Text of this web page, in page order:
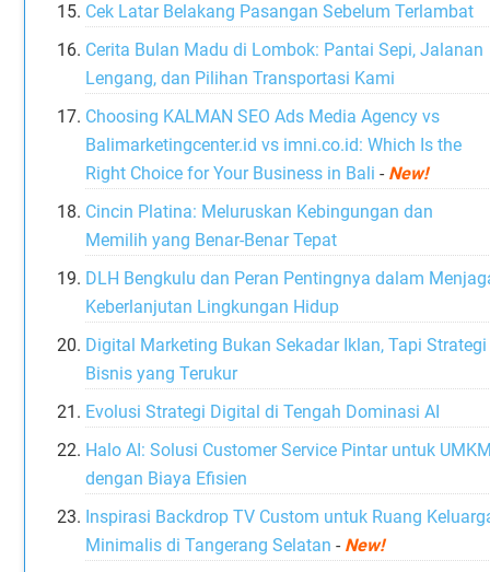
Cek Latar Belakang Pasangan Sebelum Terlambat
Cerita Bulan Madu di Lombok: Pantai Sepi, Jalanan
Lengang, dan Pilihan Transportasi Kami
Choosing KALMAN SEO Ads Media Agency vs
Balimarketingcenter.id vs imni.co.id: Which Is the
Right Choice for Your Business in Bali- New!
Cincin Platina: Meluruskan Kebingungan dan
Memilih yang Benar-Benar Tepat
DLH Bengkulu dan Peran Pentingnya dalam
Keberlanjutan Lingkungan Hidup
Digital Marketing Bukan Sekadar Iklan, Tapi Strategi
Bisnis yang Terukur
Evolusi Strategi Digital di Tengah Dominasi AI
Halo AI: Solusi Customer Service Pintar untuk
dengan Biaya Efisien
Inspirasi Backdrop TV Custom untuk Ruang
Minimalis di Tangerang Selatan - New!